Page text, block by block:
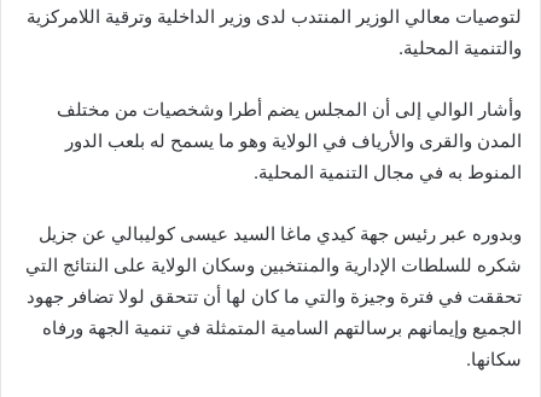
لتوصيات معالي الوزير المنتدب لدى وزير الداخلية وترقية اللامركزية
والتنمية المحلية.
وأشار الوالي إلى أن المجلس يضم أطرا وشخصيات من مختلف
المدن والقرى والأرياف في الولاية وهو ما يسمح له بلعب الدور
المنوط به في مجال التنمية المحلية.
وبدوره عبر رئيس جهة كيدي ماغا السيد عيسى كوليبالي عن جزيل
شكره للسلطات الإدارية والمنتخبين وسكان الولاية على النتائج التي
تحققت في فترة وجيزة والتي ما كان لها أن تتحقق لولا تضافر جهود
الجميع وإيمانهم برسالتهم السامية المتمثلة في تنمية الجهة ورفاه
سكانها.